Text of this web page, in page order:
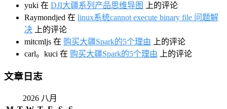
yuki 在 DJI大疆系列产品思维导图
上的评论
Raymondjed 在 linux系统cannot execute binary file 问题解
决 上的评论
mitcmljs 在 购买大疆Spark的5个理由 上的评论
carl。kuci 在 购买大疆Spark的5个理由 上的评论
文章日志
2026 八月